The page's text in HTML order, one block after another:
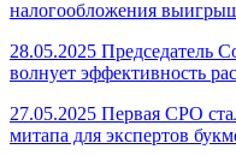
налогообложения
28.05.2025 Председатель
волнует эффективность
27.05.2025 Первая СРО
митапа для экспертов